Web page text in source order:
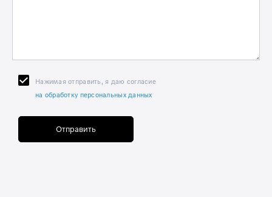
Нажимая отправить, я даю согласие
на обработку персональных данных
Отправить